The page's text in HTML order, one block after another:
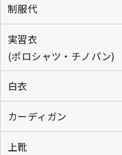
制服代
実習衣
(ポロシャツ・チノパン)
白衣
カーディガン
上靴